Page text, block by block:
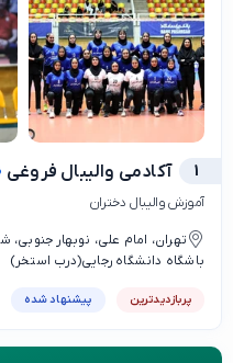
1 آکادمی والیبال فروغی
آموزش والیبال دختران
تهران، امام علی، نوبهار جنوبی،
باشگاه دانشگاه رجایی(درب استخر)
پربازدیدترین پیشنهاد شده